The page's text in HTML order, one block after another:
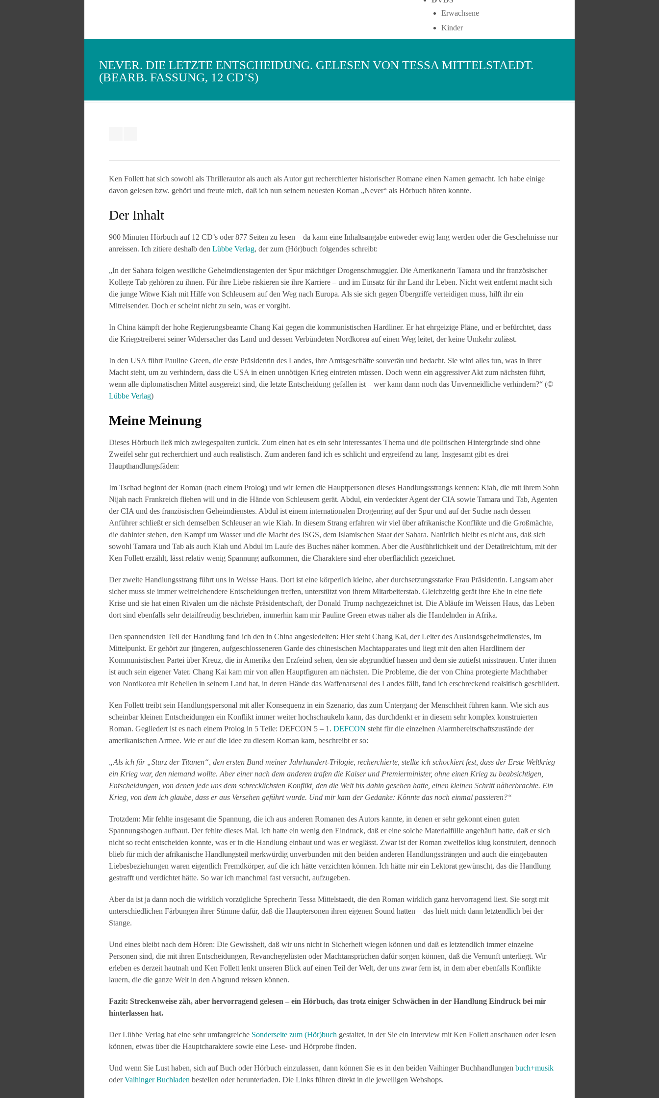
Erwachsene
Kinder
NEVER. DIE LETZTE ENTSCHEIDUNG. GELESEN VON TESSA MITTELSTAEDT.
(BEARB. FASSUNG, 12 CD’S)
Ken Follett hat sich sowohl als Thrillerautor als auch als Autor gut recherchierter historischer Romane einen Namen gemacht. Ich habe einige
davon gelesen bzw. gehört und freute mich, daß ich nun seinem neuesten Roman „Never“ als Hörbuch hören konnte.
Der Inhalt
900 Minuten Hörbuch auf 12 CD’s oder 877 Seiten zu lesen – da kann eine Inhaltsangabe entweder ewig lang werden oder die Geschehnisse nur
anreissen. Ich zitiere deshalb den Lübbe Verlag, der zum (Hör)buch folgendes schreibt:
„In der Sahara folgen westliche Geheimdienstagenten der Spur mächtiger Drogenschmuggler. Die Amerikanerin Tamara und ihr französischer
Kollege Tab gehören zu ihnen. Für ihre Liebe riskieren sie ihre Karriere – und im Einsatz für ihr Land ihr Leben. Nicht weit entfernt macht sich
die junge Witwe Kiah mit Hilfe von Schleusern auf den Weg nach Europa. Als sie sich gegen Übergriffe verteidigen muss, hilft ihr ein
Mitreisender. Doch er scheint nicht zu sein, was er vorgibt.
In China kämpft der hohe Regierungsbeamte Chang Kai gegen die kommunistischen Hardliner. Er hat ehrgeizige Pläne, und er befürchtet, dass
die Kriegstreiberei seiner Widersacher das Land und dessen Verbündeten Nordkorea auf einen Weg leitet, der keine Umkehr zulässt.
In den USA führt Pauline Green, die erste Präsidentin des Landes, ihre Amtsgeschäfte souverän und bedacht. Sie wird alles tun, was in ihrer
Macht steht, um zu verhindern, dass die USA in einen unnötigen Krieg eintreten müssen. Doch wenn ein aggressiver Akt zum nächsten führt,
wenn alle diplomatischen Mittel ausgereizt sind, die letzte Entscheidung gefallen ist – wer kann dann noch das Unvermeidliche verhindern?“ (©
Lübbe Verlag)
Meine Meinung
Dieses Hörbuch ließ mich zwiegespalten zurück. Zum einen hat es ein sehr interessantes Thema und die politischen Hintergründe sind ohne
Zweifel sehr gut recherchiert und auch realistisch. Zum anderen fand ich es schlicht und ergreifend zu lang. Insgesamt gibt es drei
Haupthandlungsfäden:
Im Tschad beginnt der Roman (nach einem Prolog) und wir lernen die Hauptpersonen dieses Handlungsstrangs kennen: Kiah, die mit ihrem Sohn
Nijah nach Frankreich fliehen will und in die Hände von Schleusern gerät. Abdul, ein verdeckter Agent der CIA sowie Tamara und Tab, Agenten
der CIA und des französischen Geheimdienstes. Abdul ist einem internationalen Drogenring auf der Spur und auf der Suche nach dessen
Anführer schließt er sich demselben Schleuser an wie Kiah. In diesem Strang erfahren wir viel über afrikanische Konflikte und die Großmächte,
die dahinter stehen, den Kampf um Wasser und die Macht des ISGS, dem Islamischen Staat der Sahara. Natürlich bleibt es nicht aus, daß sich
sowohl Tamara und Tab als auch Kiah und Abdul im Laufe des Buches näher kommen. Aber die Ausführlichkeit und der Detailreichtum, mit der
Ken Follett erzählt, lässt relativ wenig Spannung aufkommen, die Charaktere sind eher oberflächlich gezeichnet.
Der zweite Handlungsstrang führt uns in Weisse Haus. Dort ist eine körperlich kleine, aber durchsetzungsstarke Frau Präsidentin. Langsam aber
sicher muss sie immer weitreichendere Entscheidungen treffen, unterstützt von ihrem Mitarbeiterstab. Gleichzeitig gerät ihre Ehe in eine tiefe
Krise und sie hat einen Rivalen um die nächste Präsidentschaft, der Donald Trump nachgezeichnet ist. Die Abläufe im Weissen Haus, das Leben
dort sind ebenfalls sehr detailfreudig beschrieben, immerhin kam mir Pauline Green etwas näher als die Handelnden in Afrika.
Den spannendsten Teil der Handlung fand ich den in China angesiedelten: Hier steht Chang Kai, der Leiter des Auslandsgeheimdienstes, im
Mittelpunkt. Er gehört zur jüngeren, aufgeschlosseneren Garde des chinesischen Machtapparates und liegt mit den alten Hardlinern der
Kommunistischen Partei über Kreuz, die in Amerika den Erzfeind sehen, den sie abgrundtief hassen und dem sie zutiefst misstrauen. Unter ihnen
ist auch sein eigener Vater. Chang Kai kam mir von allen Hauptfiguren am nächsten. Die Probleme, die der von China protegierte Machthaber
von Nordkorea mit Rebellen in seinem Land hat, in deren Hände das Waffenarsenal des Landes fällt, fand ich erschreckend realsitisch geschildert.
Ken Follett treibt sein Handlungspersonal mit aller Konsequenz in ein Szenario, das zum Untergang der Menschheit führen kann. Wie sich aus
scheinbar kleinen Entscheidungen ein Konflikt immer weiter hochschaukeln kann, das durchdenkt er in diesem sehr komplex konstruierten
Roman. Gegliedert ist es nach einem Prolog in 5 Teile: DEFCON 5 – 1. DEFCON steht für die einzelnen Alarmbereitschaftszustände der
amerikanischen Armee. Wie er auf die Idee zu diesem Roman kam, beschreibt er so:
„Als ich für „Sturz der Titanen“, den ersten Band meiner Jahrhundert-Trilogie, recherchierte, stellte ich schockiert fest, dass der Erste Weltkrieg
ein Krieg war, den niemand wollte. Aber einer nach dem anderen trafen die Kaiser und Premierminister, ohne einen Krieg zu beabsichtigen,
Entscheidungen, von denen jede uns dem schrecklichsten Konflikt, den die Welt bis dahin gesehen hatte, einen kleinen Schritt näherbrachte. Ein
Krieg, von dem ich glaube, dass er aus Versehen geführt wurde. Und mir kam der Gedanke: Könnte das noch einmal passieren?“
Trotzdem: Mir fehlte insgesamt die Spannung, die ich aus anderen Romanen des Autors kannte, in denen er sehr gekonnt einen guten
Spannungsbogen aufbaut. Der fehlte dieses Mal. Ich hatte ein wenig den Eindruck, daß er eine solche Materialfülle angehäuft hatte, daß er sich
nicht so recht entscheiden konnte, was er in die Handlung einbaut und was er weglässt. Zwar ist der Roman zweifellos klug konstruiert, dennoch
blieb für mich der afrikanische Handlungsteil merkwürdig unverbunden mit den beiden anderen Handlungssträngen und auch die eingebauten
Liebesbeziehungen waren eigentlich Fremdkörper, auf die ich hätte verzichten können. Ich hätte mir ein Lektorat gewünscht, das die Handlung
gestrafft und verdichtet hätte. So war ich manchmal fast versucht, aufzugeben.
Aber da ist ja dann noch die wirklich vorzügliche Sprecherin Tessa Mittelstaedt, die den Roman wirklich ganz hervorragend liest. Sie sorgt mit
unterschiedlichen Färbungen ihrer Stimme dafür, daß die Hauptersonen ihren eigenen Sound hatten – das hielt mich dann letztendlich bei der
Stange.
Und eines bleibt nach dem Hören: Die Gewissheit, daß wir uns nicht in Sicherheit wiegen können und daß es letztendlich immer einzelne
Personen sind, die mit ihren Entscheidungen, Revanchegelüsten oder Machtansprüchen dafür sorgen können, daß die Vernunft unterliegt. Wir
erleben es derzeit hautnah und Ken Follett lenkt unseren Blick auf einen Teil der Welt, der uns zwar fern ist, in dem aber ebenfalls Konflikte
lauern, die die ganze Welt in den Abgrund reissen können.
Fazit: Streckenweise zäh, aber hervorragend gelesen – ein Hörbuch, das trotz einiger Schwächen in der Handlung Eindruck bei mir
hinterlassen hat.
Der Lübbe Verlag hat eine sehr umfangreiche Sonderseite zum (Hör)buch gestaltet, in der Sie ein Interview mit Ken Follett anschauen oder lesen
können, etwas über die Hauptcharaktere sowie eine Lese- und Hörprobe finden.
Und wenn Sie Lust haben, sich auf Buch oder Hörbuch einzulassen, dann können Sie es in den beiden Vaihinger Buchhandlungen buch+musik
oderVaihinger Buchladen bestellen oder herunterladen. Die Links führen direkt in die jeweiligen Webshops.